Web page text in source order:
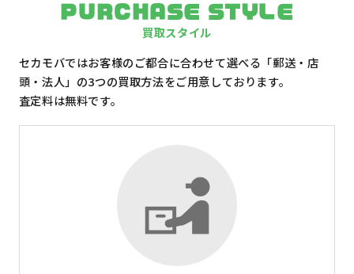
PURCHASE STYLE
買取スタイル
セカモバではお客様のご都合に合わせて選べる「郵送・店
頭・法人」の3つの買取方法をご用意しております。
査定料は無料です。